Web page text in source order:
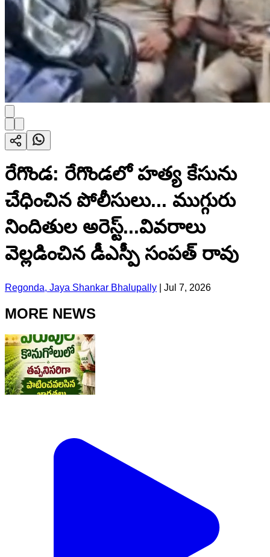
రేగొండ: రేగొండలో హత్య కేసును
చేధించిన పోలీసులు... ముగ్గురు
నిందితుల అరెస్ట్...వివరాలు
వెల్లడించిన డీఎస్పీ సంపత్ రావు
Regonda, Jaya Shankar Bhalupally Jul 7, 2026
MORE NEWS